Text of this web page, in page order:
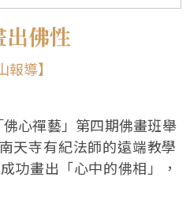
佛性
導】
心禪藝」第四期佛畫班舉
天寺有紀法師的遠端教學
功畫出「心中的佛相」，